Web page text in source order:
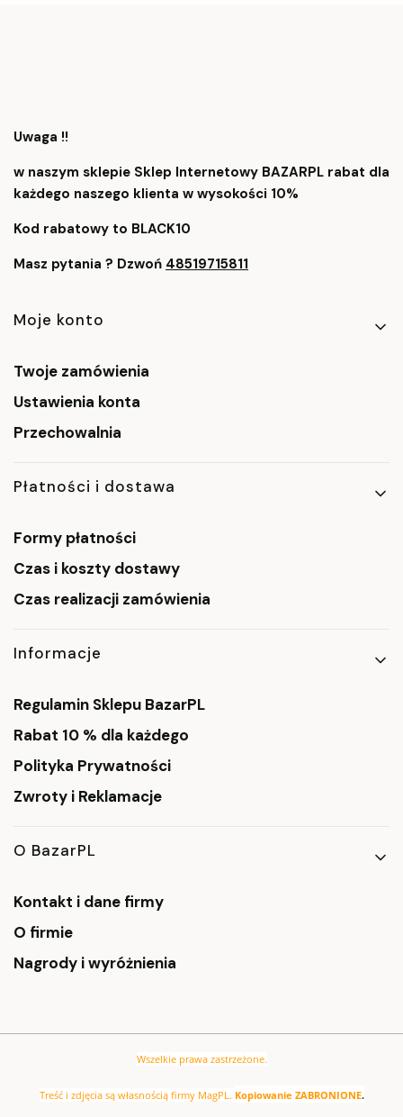
Uwaga !!
w naszym sklepie Sklep Internetowy BAZARPL rabat dla
każdego naszego klienta w wysokości 10%
Kod rabatowy to BLACK10
Masz pytania ? Dzwoń 48519715811
Linki w stopce
Moje konto
Twoje zamówienia
Ustawienia konta
Przechowalnia
Płatności i dostawa
Formy płatności
Czas i koszty dostawy
Czas realizacji zamówienia
Informacje
Regulamin Sklepu BazarPL
Rabat 10 % dla każdego
Polityka Prywatności
Zwroty i Reklamacje
O BazarPL
Kontakt i dane firmy
O firmie
Nagrody i wyróżnienia
Wszelkie prawa zastrzeżone.
Treść i zdjęcia są własnością firmy MagPL. Kopiowanie ZABRONIONE.